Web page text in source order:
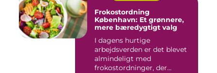
Frokostordning
København: Et grønnere,
mere bæredygtigt valg
I dagens hurtige
arbejdsverden er det blevet
almindeligt med
frokostordninger, der